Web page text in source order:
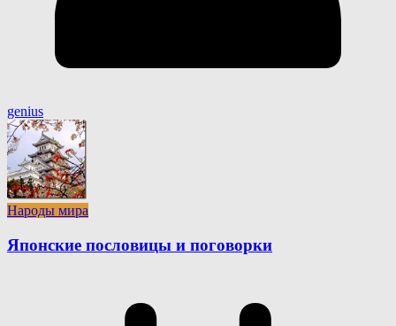
genius
Народы мира
Японские пословицы и поговорки